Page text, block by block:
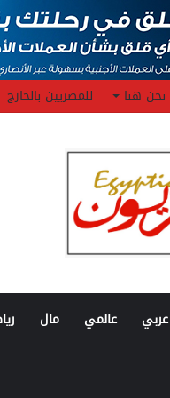
نحن هنا للمصريين بالخارج
عربي عالمي مال